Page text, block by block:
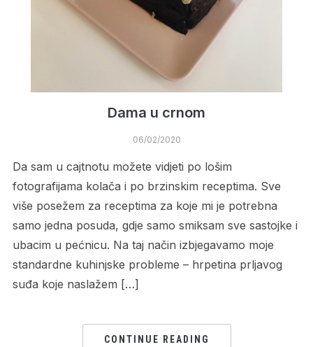
Dama u crnom
06/02/2020
Da sam u cajtnotu možete vidjeti po lošim
fotografijama kolača i po brzinskim receptima. Sve
više posežem za receptima za koje mi je potrebna
samo jedna posuda, gdje samo smiksam sve sastojke i
ubacim u pećnicu. Na taj način izbjegavamo moje
standardne kuhinjske probleme – hrpetina prljavog
suđa koje naslažem […]
CONTINUE READING